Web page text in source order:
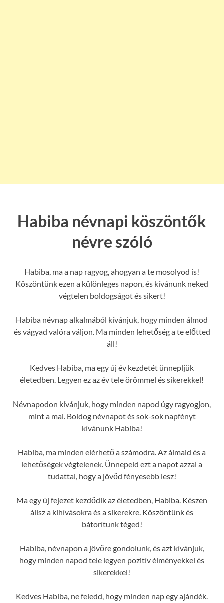
Habiba névnapi köszöntők
névre szóló
Habiba, ma a nap ragyog, ahogyan a te mosolyod is!
Köszöntünk ezen a különleges napon, és kívánunk neked
végtelen boldogságot és sikert!
Habiba névnap alkalmából kívánjuk, hogy minden álmod
és vágyad valóra váljon. Ma minden lehetőség a te előtted
áll!
Kedves Habiba, ma egy új év kezdetét ünnepljük
életedben. Legyen ez az év tele örömmel és sikerekkel!
Névnapodon kívánjuk, hogy minden napod úgy ragyogjon,
mint a mai. Boldog névnapot és sok-sok napfényt
kívánunk Habiba!
Habiba, ma minden elérhető a számodra. Az álmaid és a
lehetőségek végtelenek. Ünnepeld ezt a napot azzal a
tudattal, hogy a jövőd fényesebb lesz!
Ma egy új fejezet kezdődik az életedben, Habiba. Készen
állsz a kihívásokra és a sikerekre. Köszöntünk és
bátorítunk téged!
Habiba, névnapon a jövőre gondolunk, és azt kívánjuk,
hogy minden napod tele legyen pozitív élményekkel és
sikerekkel!
Kedves Habiba, ne feledd, hogy minden nap egy ajándék.